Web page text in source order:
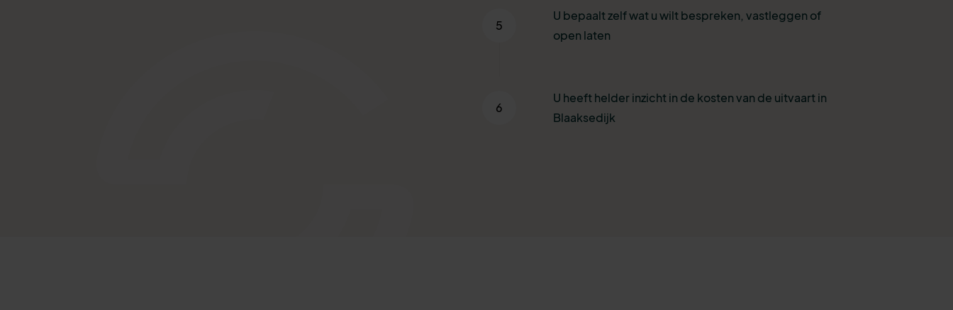
5
U bepaalt zelf wat u wilt bespreken, vastleggen of
open laten
6
U heeft helder inzicht in de kosten van de uitvaart in
Blaaksedijk